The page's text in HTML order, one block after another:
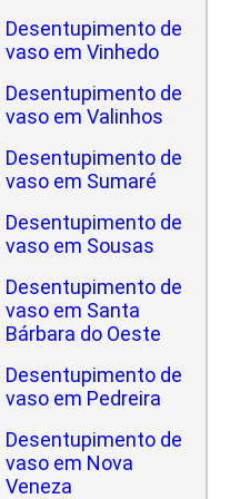
Desentupimento de
vaso em Vinhedo
Desentupimento de
vaso em Valinhos
Desentupimento de
vaso em Sumaré
Desentupimento de
vaso em Sousas
Desentupimento de
vaso em Santa
Bárbara do Oeste
Desentupimento de
vaso em Pedreira
Desentupimento de
vaso em Nova
Veneza